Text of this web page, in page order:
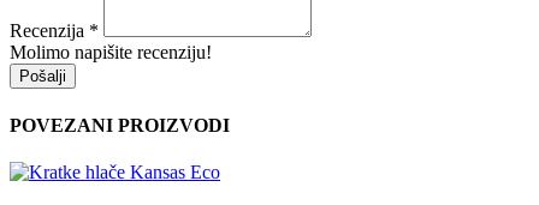
Recenzija *
Molimo napišite recenziju!
Pošalji
POVEZANI PROIZVODI